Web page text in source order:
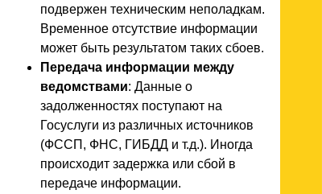
подвержен техническим неполадкам.
Временное отсутствие информации
может быть результатом таких сбоев.
Передача информации между
ведомствами: Данные о
задолженностях поступают на
Госуслуги из различных источников
(ФССП, ФНС, ГИБДД и т.д.). Иногда
происходит задержка или сбой в
передаче информации.